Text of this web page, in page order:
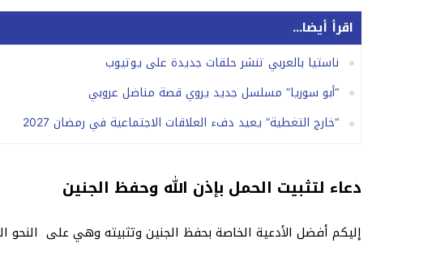
اقرأ أيضا...
ناستيا بالعربي تنشر حلقات جديدة على يوتيوب
“أبو سوريا” مسلسل جديد يروي قصة مناضل عروبي
“خارج التغطية” يعيد دفء العلاقات الاجتماعية في رمضان 2027
دعاء لتثبيت الحمل بإذن الله وحفظ الجنين
إليكم أفضل الأدعية الخاصة بحفظ الجنين وتثبيته وهي على النحو